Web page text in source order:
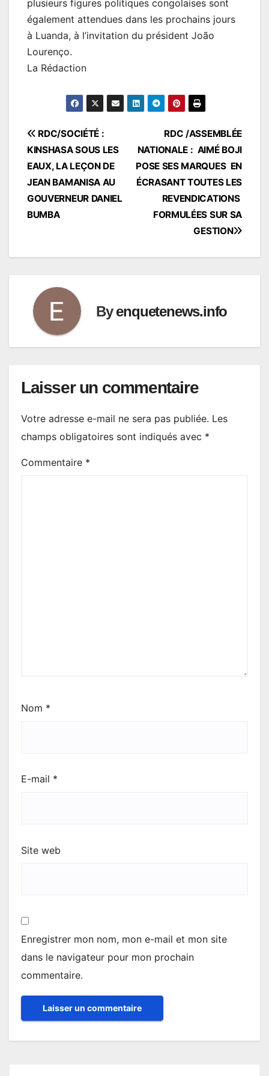
plusieurs figures politiques congolaises sont
également attendues dans les prochains jours
à Luanda, à l’invitation du président João
Lourenço.
La Rédaction
Navigation
de
l’article
RDC /ASSEMBLÉE
NATIONALE : AIMÉ BOJI
POSE SES MARQUES EN
ÉCRASANT TOUTES LES
REVENDICATIONS
FORMULÉES SUR SA
GESTION
RDC/SOCIÉTÉ :
KINSHASA SOUS LES
EAUX, LA LEÇON DE
JEAN BAMANISA AU
GOUVERNEUR DANIEL
BUMBA
Byenquetenews.info
Laisser un commentaire
Votre adresse e-mail ne sera pas publiée. Les
champs obligatoires sont indiqués avec *
Commentaire *
Nom *
E-mail *
Site web
Enregistrer mon nom, mon e-mail et mon site
dans le navigateur pour mon prochain
commentaire.